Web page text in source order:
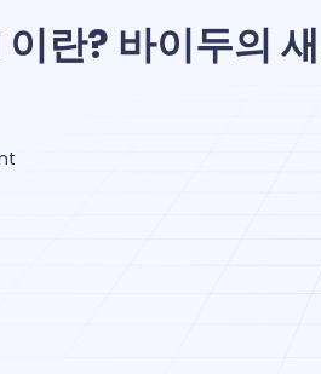
이란? 바이두의